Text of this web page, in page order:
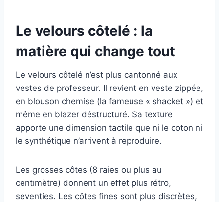
Le velours côtelé : la
matière qui change tout
Le velours côtelé n’est plus cantonné aux
vestes de professeur. Il revient en veste zippée,
en blouson chemise (la fameuse « shacket ») et
même en blazer déstructuré. Sa texture
apporte une dimension tactile que ni le coton ni
le synthétique n’arrivent à reproduire.
Les grosses côtes (8 raies ou plus au
centimètre) donnent un effet plus rétro,
seventies. Les côtes fines sont plus discrètes,